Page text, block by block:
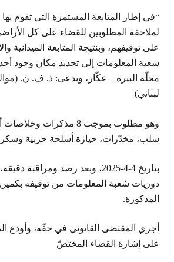
“في إطار المتابعة المستمرة التي تقوم
لملاحقة المطلوبين للقضاء على كل الأراضي
على توقيفهم، وبنتيجة المتابعة الميدانية
شعبة المعلومات إلى تحديد مكان وجود
لبناني)
وهو مطلوب بموجب 8 مذكرات
سلب، مخدّرات، حيازة أسلحة حربية
بتاريخ 4-4-2025، وبعد رصد ومراقبة
دوريات شعبة المعلومات من توقيفه
المذكورة.
أجري المقتضى القانوني في حقّه، وأودع
على إشارة القضاء المختصّ